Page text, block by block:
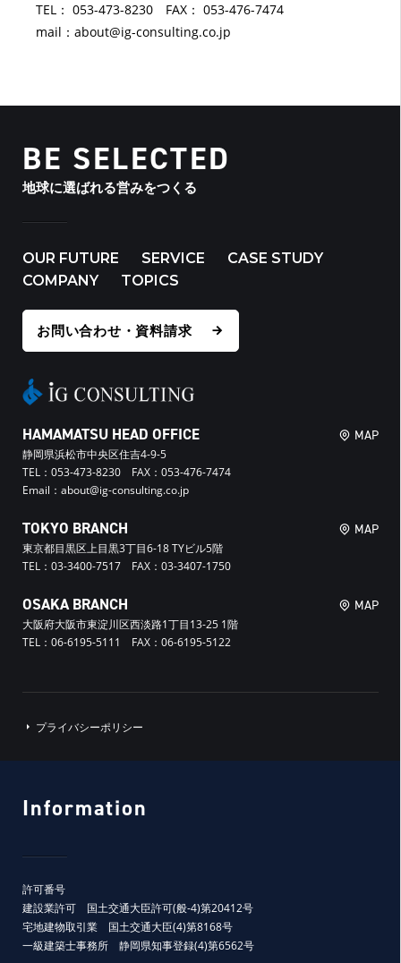
TEL： 053-473-8230 FAX： 053-476-7474
mail：about@ig-consulting.co.jp
BE SELECTED
地球に選ばれる営みをつくる
OUR FUTURE SERVICE
CASE STUDY
COMPANY
TOPICS
お問い合わせ・資料請求
HAMAMATSU HEAD OFFICE
静岡県浜松市中央区住吉4-9-5
TEL：053-473-8230 FAX：053-476-7474
Email：about@ig-consulting.co.jp
MAP
TOKYO BRANCH
東京都目黒区上目黒3丁目6-18 TYビル5階
TEL：03-3400-7517 FAX：03-3407-1750
MAP
OSAKA BRANCH
大阪府大阪市東淀川区西淡路1丁目13-25 1階
TEL：06-6195-5111 FAX：06-6195-5122
MAP
プライバシーポリシー
Information
許可番号
建設業許可 国土交通大臣許可(般-4)第20412号
宅地建物取引業 国土交通大臣(4)第8168号
一級建築士事務所 静岡県知事登録(4)第6562号